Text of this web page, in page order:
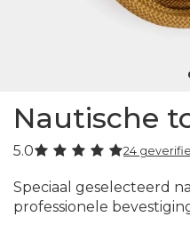
Nautische
5.0 24
Speciaal geselecteerd
professionele